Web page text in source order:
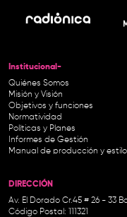
Institucional-
Quiénes Somos
Misión y Visión
Objetivos y funciones
Normatividad
Políticas y Planes
Informes de Gestión
Manual de producción y estilo
DIRECCIÓN
Av. El Dorado Cr.45 # 26 - 33
Código Postal: 111321